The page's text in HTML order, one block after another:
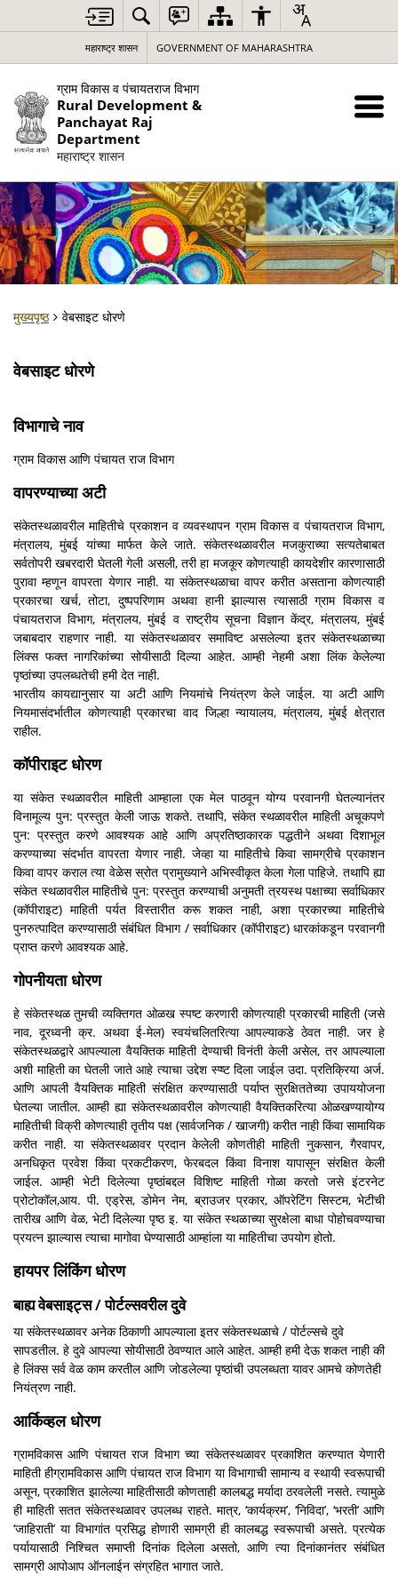
महाराष्ट्र शासन GOVERNMENT OF MAHARASHTRA
ग्राम विकास व पंचायतराज विभाग
Rural Development &
Panchayat Raj
Department
महाराष्ट्र शासन
मुख्यपृष्ठ वेबसाइट धोरणे
वेबसाइट धोरणे
विभागाचे नाव
ग्राम विकास आणि पंचायत राज विभाग
वापरण्याच्या अटी
संकेतस्थळावरील माहितीचे प्रकाशन व व्यवस्थापन ग्राम विकास व पंचायतराज विभाग,
मंत्रालय, मुंबई यांच्या मार्फत केले जाते. संकेतस्थळावरील मजकुराच्या सत्यतेबाबत
सर्वतोपरी खबरदारी घेतली गेली असली, तरी हा मजकूर कोणत्याही कायदेशीर कारणासाठी
पुरावा म्हणून वापरता येणार नाही. या संकेतस्थळाचा वापर करीत असताना कोणत्याही
प्रकारचा खर्च, तोटा, दुष्पपरिणाम अथवा हानी झाल्यास त्यासाठी ग्राम विकास व
पंचायतराज विभाग, मंत्रालय, मुंबई व राष्ट्रीय सूचना विज्ञान केंद्र, मंत्रालय, मुंबई
जबाबदार राहणार नाही. या संकेतस्थळावर समाविष्ट असलेल्या इतर संकेतस्थळाच्या
लिंक्स फक्त नागरिकांच्या सोयीसाठी दिल्या आहेत. आम्ही नेहमी अशा लिंक केलेल्या
पृष्ठांच्या उपलब्धतेची हमी देत नाही.
भारतीय कायद्यानुसार या अटी आणि नियमांचे नियंत्रण केले जाईल. या अटी आणि
नियमासंदर्भातील कोणत्याही प्रकारचा वाद जिल्हा न्यायालय, मंत्रालय, मुंबई क्षेत्रात
राहील.
कॉपीराइट धोरण
या संकेत स्थळावरील माहिती आम्हाला एक मेल पाठवून योग्य परवानगी घेतल्यानंतर
विनामूल्य पुन: प्रस्तुत केली जाऊ शकते. तथापि, संकेत स्थळावरील माहिती अचूकपणे
पुन: प्रस्तुत करणे आवश्यक आहे आणि अप्रतिष्ठाकारक पद्धतीने अथवा दिशाभूल
करण्याच्या संदर्भात वापरता येणार नाही. जेव्हा या माहितीचे किवा सामग्रीचे प्रकाशन
किवा वापर कराल त्या वेळेस स्रोत प्रामुख्याने अभिस्वीकृत केला गेला पाहिजे. तथापि ह्या
संकेत स्थळावरील माहितीचे पुन: प्रस्तुत करण्याची अनुमती त्रयस्थ पक्षाच्या सर्वाधिकार
(कॉपीराइट) माहिती पर्यत विस्तारीत करू शकत नाही, अशा प्रकारच्या माहितीचे
पुनरुत्पादित करण्यासाठी संबंधित विभाग / सर्वाधिकार (कॉपीराइट) धारकांकडून परवानगी
प्राप्त करणे आवश्यक आहे.
गोपनीयता धोरण
हे संकेतस्थळ तुमची व्यक्तिगत ओळख स्पष्ट करणारी कोणत्याही प्रकारची माहिती (जसे
नाव, दूरध्वनी क्र. अथवा ई-मेल) स्वयंचलितरित्या आपल्याकडे ठेवत नाही. जर हे
संकेतस्थळद्वारे आपल्याला वैयक्तिक माहिती देण्याची विनंती केली असेल, तर आपल्याला
अशी माहिती का घेतली जाते आहे त्याचा उद्देश स्प्ष्ट दिला जाईल उदा. प्रतिक्रिया अर्ज.
आणि आपली वैयक्तिक माहिती संरक्षित करण्यासाठी पर्याप्त सुरक्षिततेच्या उपाययोजना
घेतल्या जातील. आम्ही ह्या संकेतस्थळावरील कोणत्याही वैयक्तिकरित्या ओळखण्यायोग्य
माहितीची विक्री कोणत्याही तृतीय पक्ष (सार्वजनिक / खाजगी) करीत नाही किंवा सामायिक
करीत नाही. या संकेतस्थळावर प्रदान केलेली कोणतीही माहिती नुकसान, गैरवापर,
अनधिकृत प्रवेश किंवा प्रकटीकरण, फेरबदल किंवा विनाश यापासून संरक्षित केली
जाईल. आम्ही भेटी दिलेल्या पृष्ठांबद्दल विशिष्ट माहिती गोळा करतो जसे इंटरनेट
प्रोटोकॉल,आय. पी. एड्रेस, डोमेन नेम, ब्राउजर प्रकार, ऑपरेटिंग सिस्टम, भेटीची
तारीख आणि वेळ, भेटी दिलेल्या पृष्ठ इ. या संकेत स्थळाच्या सुरक्षेला बाधा पोहोचवण्याचा
प्रयत्न झाल्यास त्याचा मागोवा घेण्यासाठी आम्हांला या माहितीचा उपयोग होतो.
हायपर लिंकिंग धोरण
बाह्य वेबसाइट्स / पोर्टल्सवरील दुवे
या संकेतस्थळावर अनेक ठिकाणी आपल्याला इतर संकेतस्थळाचे / पोर्टल्सचे दुवे
सापडतील. हे दुवे आपल्या सोयीसाठी ठेवण्यात आले आहेत. आम्ही हमी देऊ शकत नाही की
हे लिंक्स सर्व वेळ काम करतील आणि जोडलेल्या पृष्ठांची उपलब्धता यावर आमचे कोणतेही
नियंत्रण नाही.
आर्किव्हल धोरण
ग्रामविकास आणि पंचायत राज विभाग च्या संकेतस्थळावर प्रकाशित करण्यात येणारी
माहिती हीग्रामविकास आणि पंचायत राज विभाग या विभागाची सामान्य व स्थायी स्वरूपाची
असून, प्रकाशित झालेल्या माहितीसाठी कोणताही कालबद्ध मर्यादा ठरवलेली नसते. त्यामुळे
ही माहिती सतत संकेतस्थळावर उपलब्ध राहते. मात्र, ‘कार्यक्रम’, ‘निविदा’, ‘भरती’ आणि
‘जाहिराती’ या विभागांत प्रसिद्ध होणारी सामग्री ही कालबद्ध स्वरूपाची असते. प्रत्येक
पर्यायासाठी निश्चित समाप्ती दिनांक दिलेला असतो, आणि त्या दिनांकानंतर संबंधित
सामग्री आपोआप ऑनलाईन संग्रहित भागात जाते.